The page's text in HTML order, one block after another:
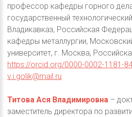
профессор кафедры горного
государственный
Владикавказ, Российская
кафедры металлургии,
университет, г. Москва,
https://orcid.org/0000-0002-1181-
v.i.golik@mail.ru
Титова Ася Владимировна –
заместитель директора по